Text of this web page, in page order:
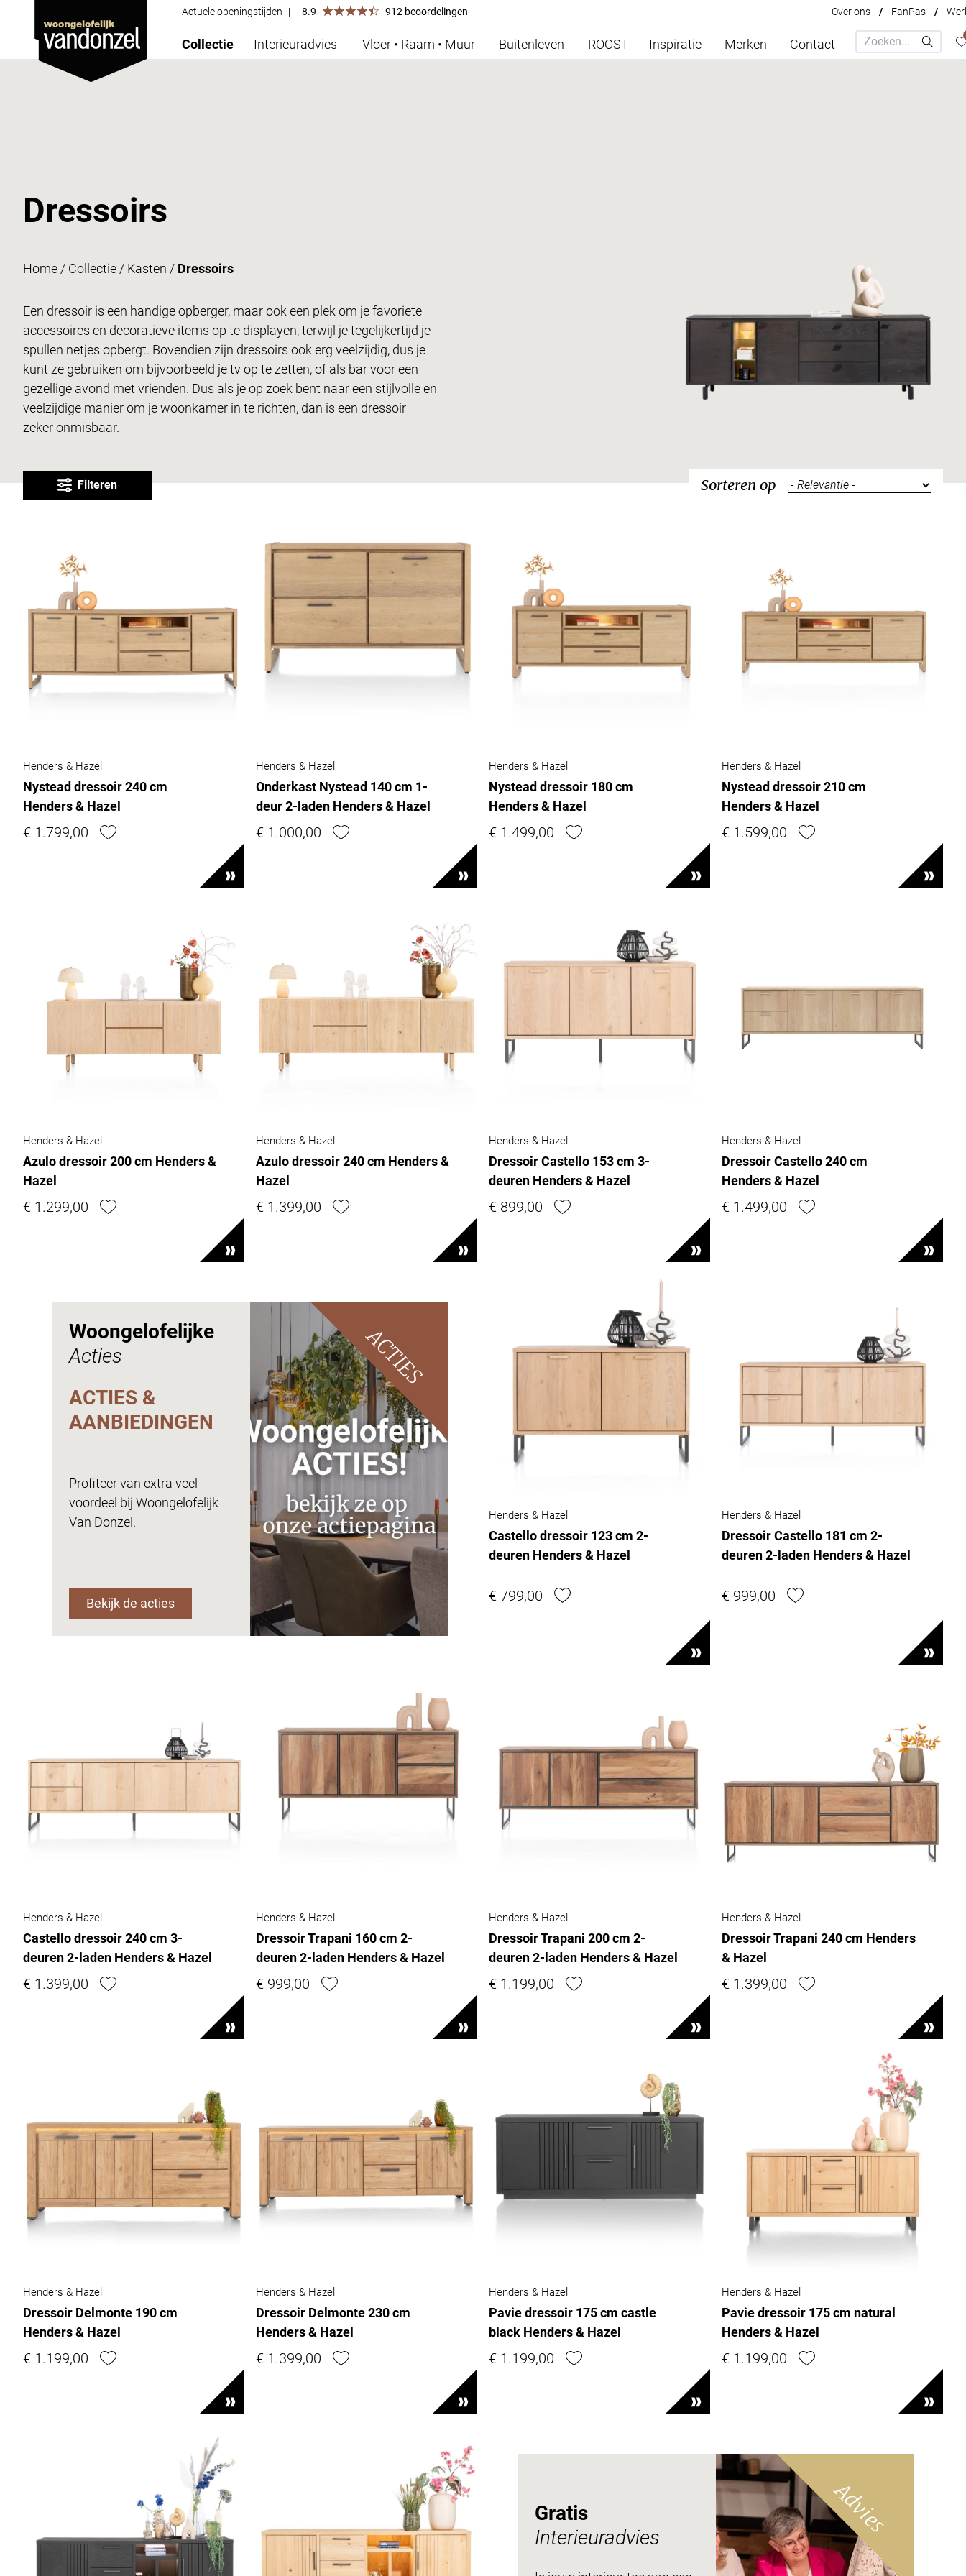
Actuele openingstijden | 8.9 912 beoordelingen Over ons / FanPas /
Collectie Interieuradvies Vloer • Raam • Muur Buitenleven ROOST Inspiratie Merken Contact
Dressoirs
Home / Collectie / Kasten / Dressoirs
Een dressoir is een handige opberger, maar ook een plek om je favoriete
accessoires en decoratieve items op te displayen, terwijl je tegelijkertijd je
spullen netjes opbergt. Bovendien zijn dressoirs ook erg veelzijdig, dus je
kunt ze gebruiken om bijvoorbeeld je tv op te zetten, of als bar voor een
gezellige avond met vrienden. Dus als je op zoek bent naar een stijlvolle en
veelzijdige manier om je woonkamer in te richten, dan is een dressoir
zeker onmisbaar.
Filteren Sorteren op
Henders & Hazel
Nystead dressoir 240 cm
Henders & Hazel
€ 1.799,00
Henders & Hazel
Onderkast Nystead 140 cm 1-
deur 2-laden Henders & Hazel
€ 1.000,00
Henders & Hazel
Nystead dressoir 180 cm
Henders & Hazel
€ 1.499,00
Henders & Hazel
Nystead dressoir 210 cm
Henders & Hazel
€ 1.599,00
Henders & Hazel
Azulo dressoir 200 cm Henders &
Hazel
€ 1.299,00
Henders & Hazel
Azulo dressoir 240 cm Henders &
Hazel
€ 1.399,00
Henders & Hazel
Dressoir Castello 153 cm 3-
deuren Henders & Hazel
€ 899,00
Henders & Hazel
Dressoir Castello 240 cm
Henders & Hazel
€ 1.499,00
Woongelofelijke
Acties
ACTIES &
AANBIEDINGEN
Profiteer van extra veel
voordeel bij Woongelofelijk
Van Donzel.
Bekijk de acties
ACTIES
Henders & Hazel
Castello dressoir 123 cm 2-
deuren Henders & Hazel
€ 799,00
Henders & Hazel
Dressoir Castello 181 cm 2-
deuren 2-laden Henders & Hazel
€ 999,00
Henders & Hazel
Castello dressoir 240 cm 3-
deuren 2-laden Henders & Hazel
€ 1.399,00
Henders & Hazel
Dressoir Trapani 160 cm 2-
deuren 2-laden Henders & Hazel
€ 999,00
Henders & Hazel
Dressoir Trapani 200 cm 2-
deuren 2-laden Henders & Hazel
€ 1.199,00
Henders & Hazel
Dressoir Trapani 240 cm Henders
& Hazel
€ 1.399,00
Henders & Hazel
Dressoir Delmonte 190 cm
Henders & Hazel
€ 1.199,00
Henders & Hazel
Dressoir Delmonte 230 cm
Henders & Hazel
€ 1.399,00
Henders & Hazel
Pavie dressoir 175 cm castle
black Henders & Hazel
€ 1.199,00
Henders & Hazel
Pavie dressoir 175 cm natural
Henders & Hazel
€ 1.199,00
Gratis
Interieuradvies
Advies